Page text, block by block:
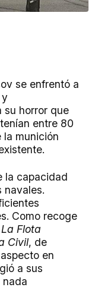
se enfrentó a
y
su horror que
entre 80
munición
la capacidad
navales.
Como recoge
Flota
Civil, de
en
a sus
nada